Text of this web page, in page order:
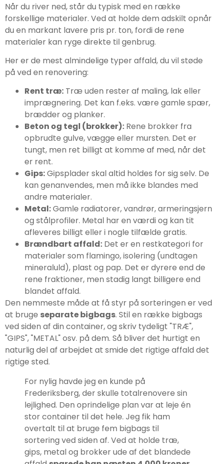
Når du river ned, står du typisk med en række
forskellige materialer. Ved at holde dem adskilt opnår
du en markant lavere pris pr. ton, fordi de rene
materialer kan ryge direkte til genbrug.
Her er de mest almindelige typer affald, du vil støde
på ved en renovering:
Rent træ: Træ uden rester af maling, lak eller
imprægnering. Det kan f.eks. være gamle spær,
brædder og planker.
Beton og tegl (brokker): Rene brokker fra
opbrudte gulve, vægge eller mursten. Det er
tungt, men ret billigt at komme af med, når det
er rent.
Gips:Gipsplader skal altid holdes for sig selv. De
kan genanvendes, men må ikke blandes med
andre materialer.
Metal:Gamle radiatorer, vandrør, armeringsjern
og stålprofiler. Metal har en værdi og kan tit
afleveres billigt eller i nogle tilfælde gratis.
Brændbart affald: Det er en restkategori for
materialer som flamingo, isolering (undtagen
mineraluld), plast og pap. Det er dyrere end de
rene fraktioner, men stadig langt billigere end
blandet affald.
Den nemmeste måde at få styr på sorteringen er ved
at bruge separate bigbags. Stil en række bigbags
ved siden af din container, og skriv tydeligt "TRÆ",
"GIPS", "METAL" osv. på dem. Så bliver det hurtigt en
naturlig del af arbejdet at smide det rigtige affald det
rigtige sted.
For nylig havde jeg en kunde på
Frederiksberg, der skulle totalrenovere sin
lejlighed. Den oprindelige plan var at leje én
stor container til det hele. Jeg fik ham
overtalt til at bruge fem bigbags til
sortering ved siden af. Ved at holde træ,
gips, metal og brokker ude af det blandede